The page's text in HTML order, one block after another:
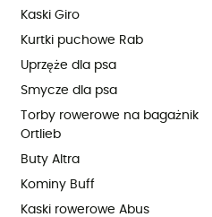
Kaski Giro
Kurtki puchowe Rab
Uprzęże dla psa
Smycze dla psa
Torby rowerowe na bagażnik
Ortlieb
Buty Altra
Kominy Buff
Kaski rowerowe Abus